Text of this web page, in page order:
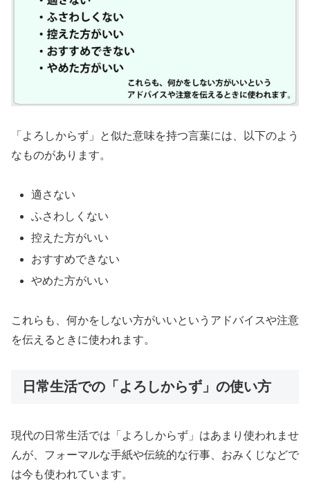
「よろしからず」と似た意味を持つ言葉には、以下のよう
なものがあります。
適さない
ふさわしくない
控えた方がいい
おすすめできない
やめた方がいい
これらも、何かをしない方がいいというアドバイスや注意
を伝えるときに使われます。
日常生活での「よろしからず」の使い方
現代の日常生活では「よろしからず」はあまり使われませ
んが、フォーマルな手紙や伝統的な行事、おみくじなどで
は今も使われています。